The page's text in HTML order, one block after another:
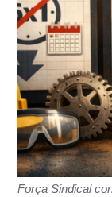
Força Sindical